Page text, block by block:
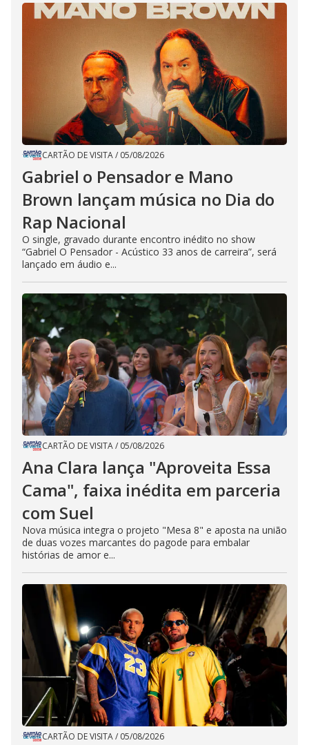
CARTÃO DE VISITA/ 05/08/2026
Gabriel o Pensador e Mano
Brown lançam música no Dia do
Rap Nacional
O single, gravado durante encontro inédito no show
“Gabriel O Pensador - Acústico 33 anos de carreira”, será
lançado em áudio e...
CARTÃO DE VISITA/ 05/08/2026
Ana Clara lança "Aproveita Essa
Cama", faixa inédita em parceria
com Suel
Nova música integra o projeto "Mesa 8" e aposta na união
de duas vozes marcantes do pagode para embalar
histórias de amor e...
CARTÃO DE VISITA/ 05/08/2026